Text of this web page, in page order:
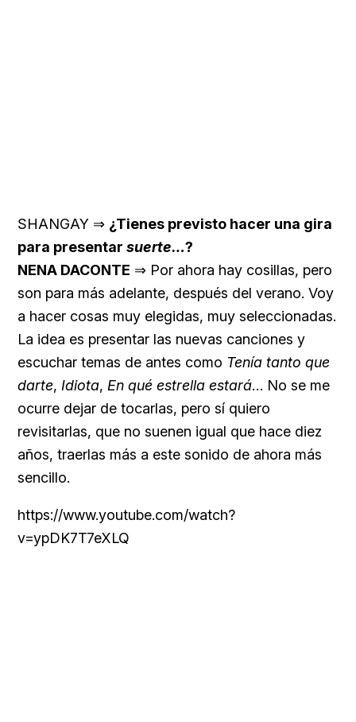
SHANGAY ⇒ ¿Tienes previsto hacer una gira
para presentar suerte…?
NENA DACONTE ⇒ Por ahora hay cosillas, pero
son para más adelante, después del verano. Voy
a hacer cosas muy elegidas, muy seleccionadas.
La idea es presentar las nuevas canciones y
escuchar temas de antes como Tenía tanto que
darte, Idiota, En qué estrella estará… No se me
ocurre dejar de tocarlas, pero sí quiero
revisitarlas, que no suenen igual que hace diez
años, traerlas más a este sonido de ahora más
sencillo.
https://www.youtube.com/watch?
v=ypDK7T7eXLQ